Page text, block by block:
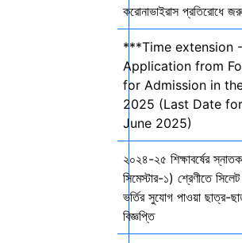
করোনাভাইরাস প্রতিরোধে
***Time extension
Application from
for Admission in
2025 (Last Date
June 2025)
২০২৪-২৫ শিক্ষাবর্ষের
সিমেস্টার-১) শ্রেণীতে
ভর্তির সুযোগ পাওয়া ছাত্র-
বিজ্ঞপ্তি